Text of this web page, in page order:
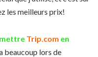
les meilleurs prix!
Trip.com en
beaucoup lors de